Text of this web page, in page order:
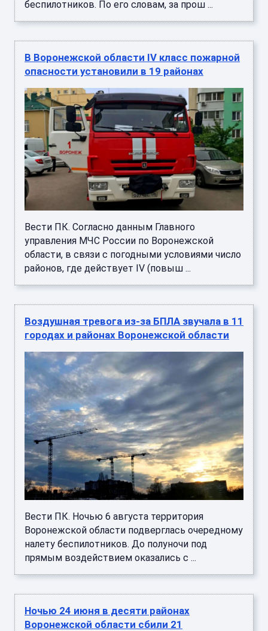
беспилотников. По его словам, за прош ...
В Воронежской области IV класс пожарной
опасности установили в 19 районах
Вести ПК. Согласно данным Главного
управления МЧС России по Воронежской
области, в связи с погодными условиями число
районов, где действует IV (повыш ...
Воздушная тревога из-за БПЛА звучала в 11
городах и районах Воронежской области
Вести ПК. Ночью 6 августа территория
Воронежской области подверглась очередному
налету беспилотников. До полуночи под
прямым воздействием оказались с ...
Ночью 24 июня в десяти районах
Воронежской области сбили 21